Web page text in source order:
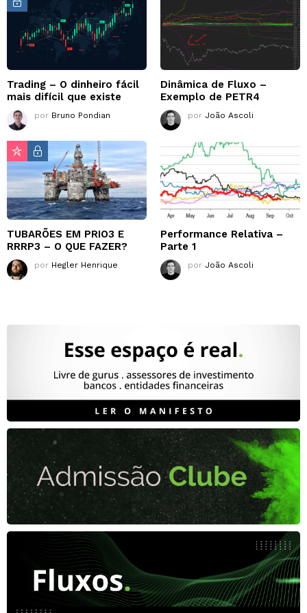
Trading – O dinheiro fácil
mais difícil que existe
por Bruno Pondian
Dinâmica de Fluxo –
Exemplo de PETR4
por João Ascoli
TUBARÕES EM PRIO3 E
RRRP3 – O QUE FAZER?
por Hegler Henrique
Performance Relativa –
Parte 1
por João Ascoli